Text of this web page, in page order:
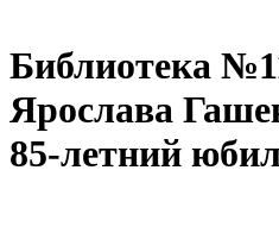
Библиотека
Ярослава
85-летний